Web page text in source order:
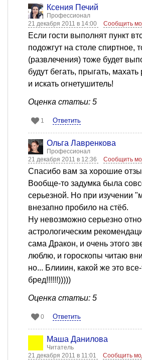
Ксения Печий
Профессионал
21 декабря 2011 в 14:00
Сообщить
Если гости выполнят пункт
подожгут на столе спиртное,
(развлечения) тоже будет
будут бегать, прыгать,
и искать огнетушитель!
Оценка статьи: 5
1 Ответить
Ольга Лавренкова
Профессионал
21 декабря 2011 в 12:36
Сообщить
Спасибо вам за хорошие
Вообще-то задумка была
серьезной. Но при изучении
внезапно пробило на стёб.
Ну невозможно серьезно
астрологическим
сама Дракон, и очень этого
люблю, и гороскопы читаю
но... Блииин, какой же это все-
бред!!!!!!)))))
Оценка статьи: 5
0 Ответить
Маша Данилова
Читатель
21 декабря 2011 в 11:01
Сообщить